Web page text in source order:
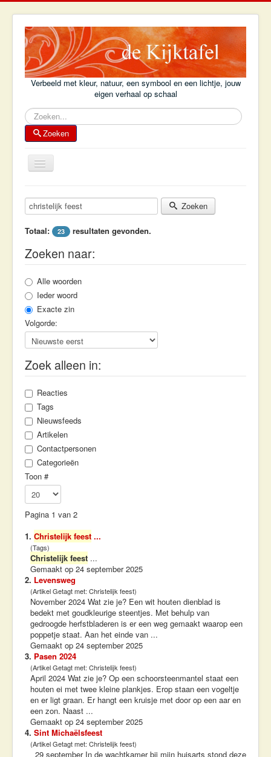
Verbeeld met kleur, natuur, een symbool en een lichtje, jouw
eigen verhaal op schaal
Zoeken
Zoeken
Schakelen
Achtergrond
Kijktafelboek
Kijktafel-voorbeelden
Workshops & Lezingen
Contact
Zoekterm: Zoeken
Totaal: 23 resultaten gevonden.
Zoeken naar:
Alle woorden
Ieder woord
Exacte zin
Volgorde:
Zoek alleen in:
Reacties
Tags
Nieuwsfeeds
Artikelen
Contactpersonen
Categorieën
Toon #
Pagina 1 van 2
1. Christelijk feest ...
(Tags)
Christelijk feest ...
Gemaakt op 24 september 2025
2. Levensweg
(Artikel Getagt met: Christelijk feest)
November 2024 Wat zie je? Een wit houten dienblad is
bedekt met goudkleurige steentjes. Met behulp van
gedroogde herfstbladeren is er een weg gemaakt waarop een
poppetje staat. Aan het einde van ...
Gemaakt op 24 september 2025
3. Pasen 2024
(Artikel Getagt met: Christelijk feest)
April 2024 Wat zie je? Op een schoorsteenmantel staat een
houten ei met twee kleine plankjes. Erop staan een vogeltje
en er ligt graan. Er hangt een kruisje met door op een aar en
een zon. Naast ...
Gemaakt op 24 september 2025
4. Sint Michaëlsfeest
(Artikel Getagt met: Christelijk feest)
29 september In de wachtkamer bij mijn huisarts stond deze